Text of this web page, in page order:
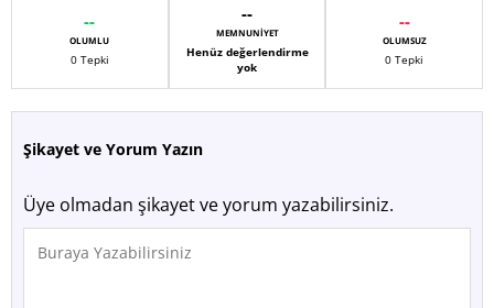
--
OLUMLU
0 Tepki
--
MEMNUNIYET
Henüz değerlendirme
yok
--
OLUMSUZ
0 Tepki
Şikayet ve Yorum Yazın
Üye olmadan şikayet ve yorum yazabilirsiniz.